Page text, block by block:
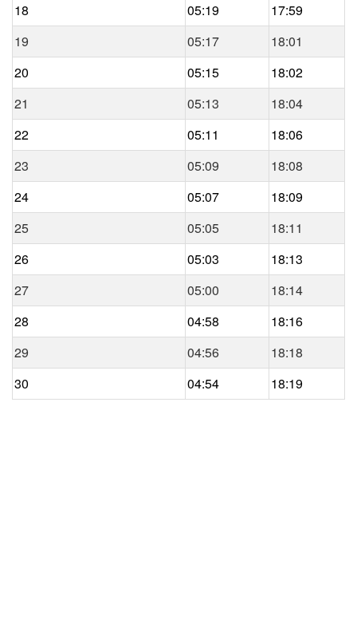
18
05:19
17:59
19
05:17
18:01
20
05:15
18:02
21
05:13
18:04
22
05:11
18:06
23
05:09
18:08
24
05:07
18:09
25
05:05
18:11
26
05:03
18:13
27
05:00
18:14
28
04:58
18:16
29
04:56
18:18
30
04:54 18:19